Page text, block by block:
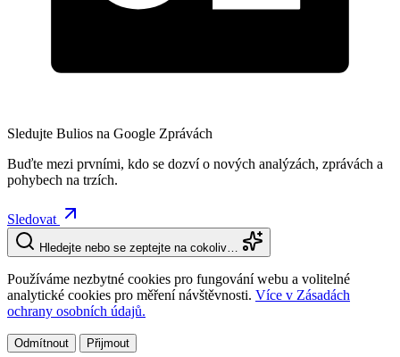
Sledujte Bulios na Google Zprávách
Buďte mezi prvními, kdo se dozví o nových analýzách, zprávách a
pohybech na trzích.
Sledovat
Hledejte nebo se zeptejte na cokoliv…
Používáme nezbytné cookies pro fungování webu a volitelné
analytické cookies pro měření návštěvnosti. Více v Zásadách
ochrany osobních údajů.
Odmítnout Přijmout